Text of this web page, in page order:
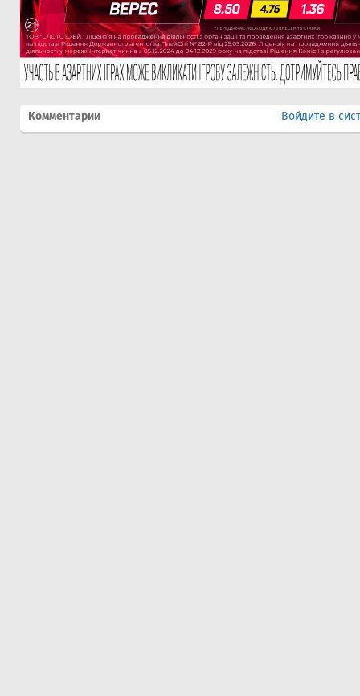
Комментарии Войдите в